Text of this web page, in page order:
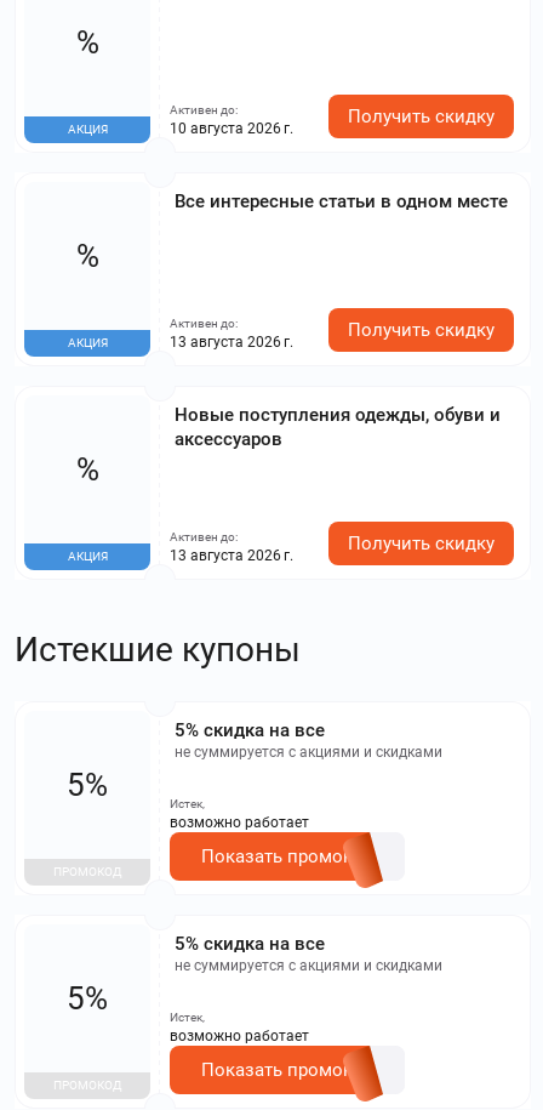
%
АКЦИЯ
Активен до:
10 августа 2026 г.
Получить скидку
Все интересные статьи в одном месте
%
АКЦИЯ
Активен до:
13 августа 2026 г.
Получить скидку
Новые поступления одежды, обуви и
аксессуаров
%
АКЦИЯ
Активен до:
13 августа 2026 г.
Получить скидку
Истекшие купоны
5% скидка на все
не суммируется с акциями и скидками
5%
ПРОМОКОД
Истек,
возможно работает
Показать промокод
5% скидка на все
не суммируется с акциями и скидками
5%
ПРОМОКОД
Истек,
возможно работает
Показать промокод